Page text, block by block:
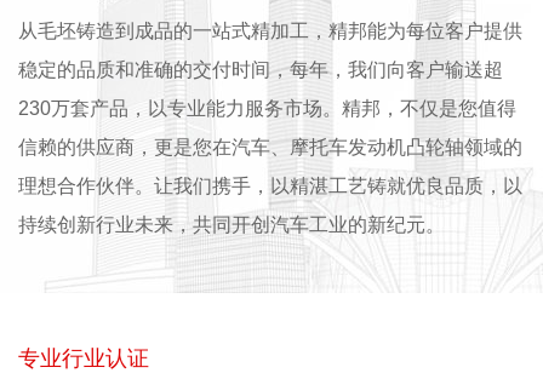
从毛坯铸造到成品的一站式精加工，精邦能为每位客户提供
稳定的品质和准确的交付时间，每年，我们向客户输送超
230万套产品，以专业能力服务市场。精邦，不仅是您值得
信赖的供应商，更是您在汽车、摩托车发动机凸轮轴领域的
理想合作伙伴。让我们携手，以精湛工艺铸就优良品质，以
持续创新行业未来，共同开创汽车工业的新纪元。
专业行业认证